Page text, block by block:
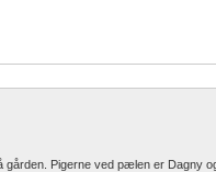
Pigerne ved pælen er Dagny